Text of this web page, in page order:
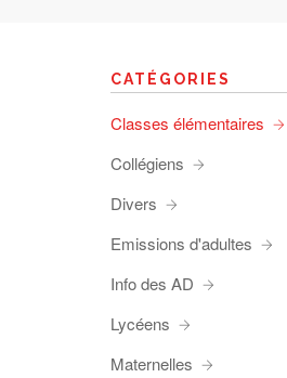
RECHERCHER
CATÉGORIES
Classes élémentaires
Collégiens
Divers
Emissions d'adultes
Info des AD
Lycéens
Maternelles